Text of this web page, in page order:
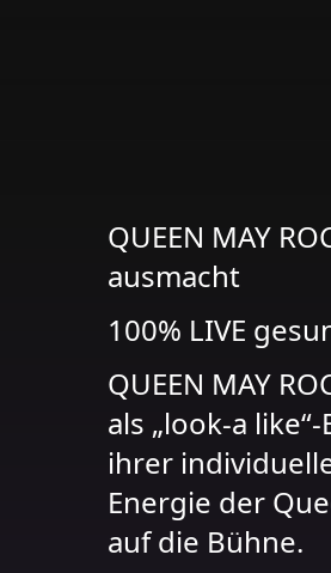
QUEEN MAY
ausmacht
100% LIVE
QUEEN MAY
als „look-a
ihrer
Energie der
auf die Bühne.